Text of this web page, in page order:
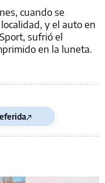
cuando se
y el auto en
sufrió el
en la luneta.